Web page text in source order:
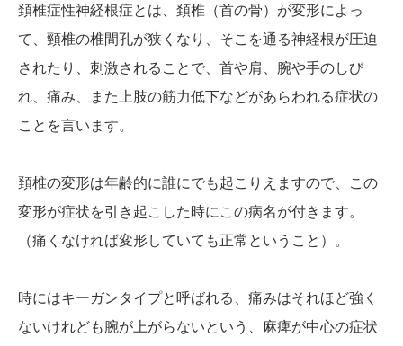
頚椎症性神経根症とは、頚椎（首の骨）が変形によっ
て、頸椎の椎間孔が狭くなり、そこを通る神経根が圧迫
されたり、刺激されることで、首や肩、腕や手のしび
れ、痛み、また上肢の筋力低下などがあらわれる症状の
ことを言います。
頚椎の変形は年齢的に誰にでも起こりえますので、この
変形が症状を引き起こした時にこの病名が付きます。
（痛くなければ変形していても正常ということ）。
時にはキーガンタイプと呼ばれる、痛みはそれほど強く
ないけれども腕が上がらないという、麻痺が中心の症状